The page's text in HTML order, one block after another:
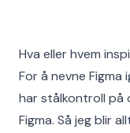
Hva eller hvem
For å nevne Figma
har stålkontroll på
Figma. Så jeg blir